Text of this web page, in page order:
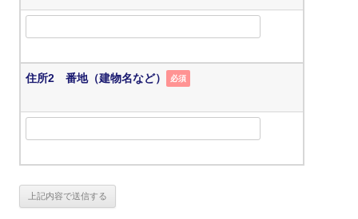
住所2 番地（建物名など） 必須